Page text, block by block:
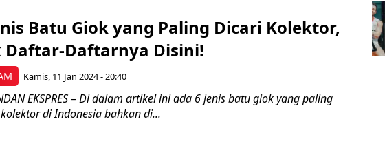
Batu Giok yang Paling Dicari Kolektor,
Daftar-Daftarnya Disini!
Kamis, 11 Jan 2024 - 20:40
EKSPRES – Di dalam artikel ini ada 6 jenis batu giok yang paling
di Indonesia bahkan di...